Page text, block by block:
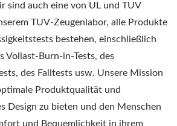
sind auch eine von UL und TUV
TUV-Zeugenlabor, alle Produkte
bestehen, einschließlich
Vollast-Burn-in-Tests, des
des Falltests usw. Unsere Mission
Produktqualität und
Design zu bieten und den Menschen
und Bequemlichkeit in ihrem